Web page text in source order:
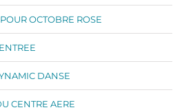
OCTOBRE ROSE
DANSE
CENTRE AERE